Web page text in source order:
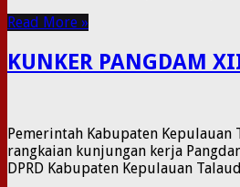
Read More »
KUNKER PANGDAM
Pemerintah Kabupaten
rangkaian kunjungan kerja
DPRD Kabupaten Kepulauan